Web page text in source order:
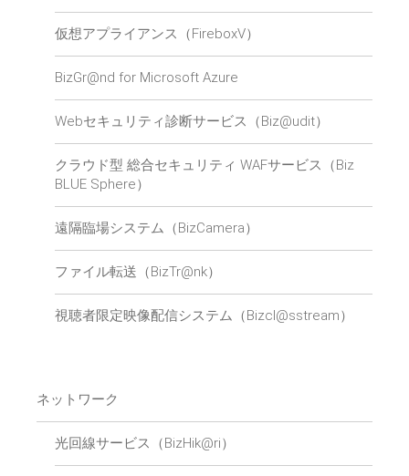
仮想アプライアンス（FireboxV）
BizGr@nd for Microsoft Azure
Webセキュリティ診断サービス（Biz@udit）
クラウド型 総合セキュリティ WAFサービス（Biz
BLUE Sphere）
遠隔臨場システム（BizCamera）
ファイル転送（BizTr@nk）
視聴者限定映像配信システム（Bizcl@sstream）
ネットワーク
光回線サービス（BizHik@ri）